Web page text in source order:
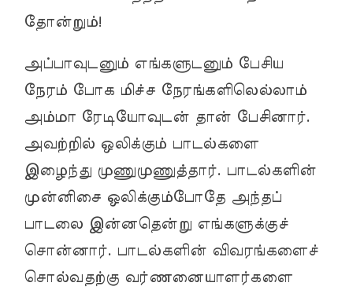
தோன்றும்!
அப்பாவுடனும் எங்களுடனும் பேசிய
நேரம் போக மிச்ச நேரங்களிலெல்லாம்
அம்மா ரேடியோவுடன் தான் பேசினார்.
அவற்றில் ஒலிக்கும் பாடல்களை
இழைந்து முணுமுணுத்தார். பாடல்களின்
முன்னிசை ஒலிக்கும்போதே அந்தப்
பாடலை இன்னதென்று எங்களுக்குச்
சொன்னார். பாடல்களின் விவரங்களைச்
சொல்வதற்கு வர்ணனையாளர்களை